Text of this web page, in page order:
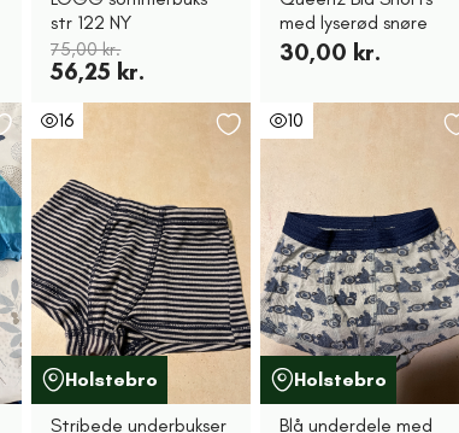
str 122 NY
75,00 kr.
56,25 kr.
med lyserød snøre
30,00 kr.
16
Holstebro
Stribede underbukser
10
Holstebro
Blå underdele med